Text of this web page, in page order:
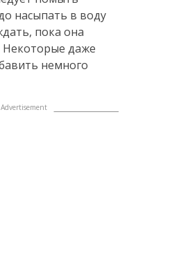
насыпать в воду
пока она
Некоторые даже
немного